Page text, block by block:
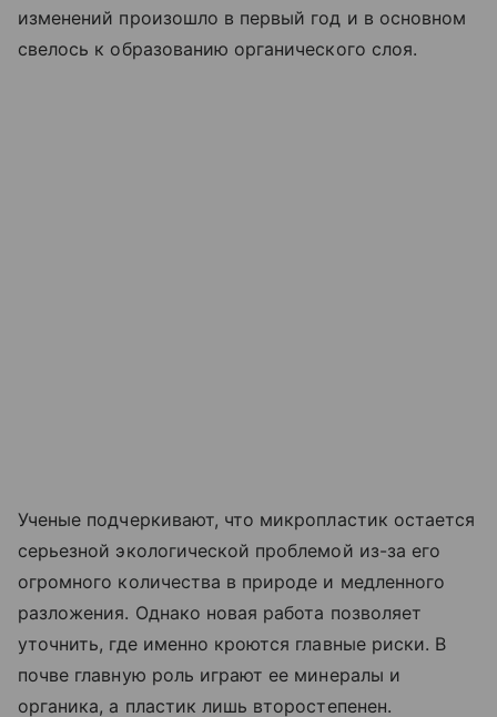
изменений произошло в первый год и в основном
свелось к образованию органического слоя.
Ученые подчеркивают, что микропластик остается
серьезной экологической проблемой из-за его
огромного количества в природе и медленного
разложения. Однако новая работа позволяет
уточнить, где именно кроются главные риски. В
почве главную роль играют ее минералы и
органика, а пластик лишь второстепенен.